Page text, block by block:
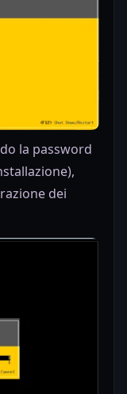
la password
dei